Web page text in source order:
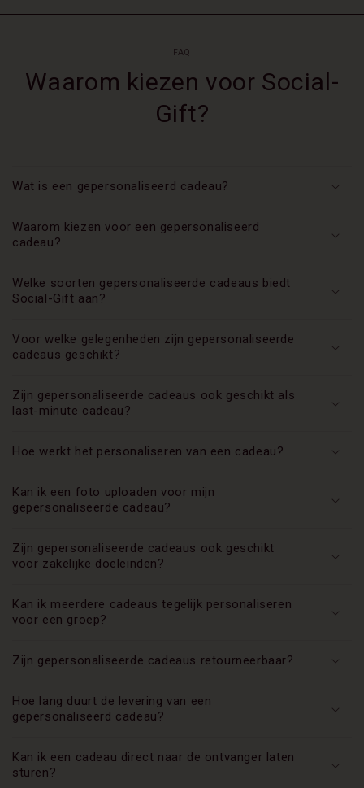
FAQ
Waarom kiezen voor Social-
Gift?
Wat is een gepersonaliseerd cadeau?
Waarom kiezen voor een gepersonaliseerd
cadeau?
Welke soorten gepersonaliseerde cadeaus biedt
Social-Gift aan?
Voor welke gelegenheden zijn gepersonaliseerde
cadeaus geschikt?
Zijn gepersonaliseerde cadeaus ook geschikt als
last-minute cadeau?
Hoe werkt het personaliseren van een cadeau?
Kan ik een foto uploaden voor mijn
gepersonaliseerde cadeau?
Zijn gepersonaliseerde cadeaus ook geschikt
voor zakelijke doeleinden?
Kan ik meerdere cadeaus tegelijk personaliseren
voor een groep?
Zijn gepersonaliseerde cadeaus retourneerbaar?
Hoe lang duurt de levering van een
gepersonaliseerd cadeau?
Kan ik een cadeau direct naar de ontvanger laten
sturen?